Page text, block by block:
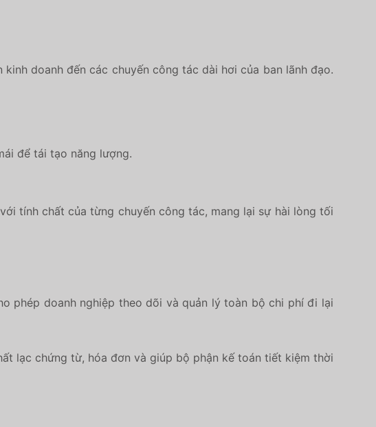
doanh đến các chuyến công tác dài hơi của ban lãnh đạo.
để tái tạo năng lượng.
tính chất của từng chuyến công tác, mang lại sự hài lòng tối
phép doanh nghiệp theo dõi và quản lý toàn bộ chi phíđi lại
lạc chứng từ, hóa đơn và giúp bộ phận kế toán tiết kiệm thời